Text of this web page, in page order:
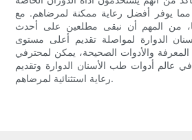
مما يوفر أفضل رعاية ممكنة لمرضاهم. مع
من المهم أن نبقى مطلعين على أحدث
الدوارة لمواصلة تقديم أعلى مستوى
والأدوات الصحيحة، يمكن لمحترفي
عالم أدوات طب الأسنان الدوارة وتقديم
رعاية استثنائية لمرضاهم.